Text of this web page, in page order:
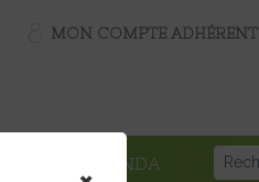
MON COMPTE ADHÉRENT
AGENDA